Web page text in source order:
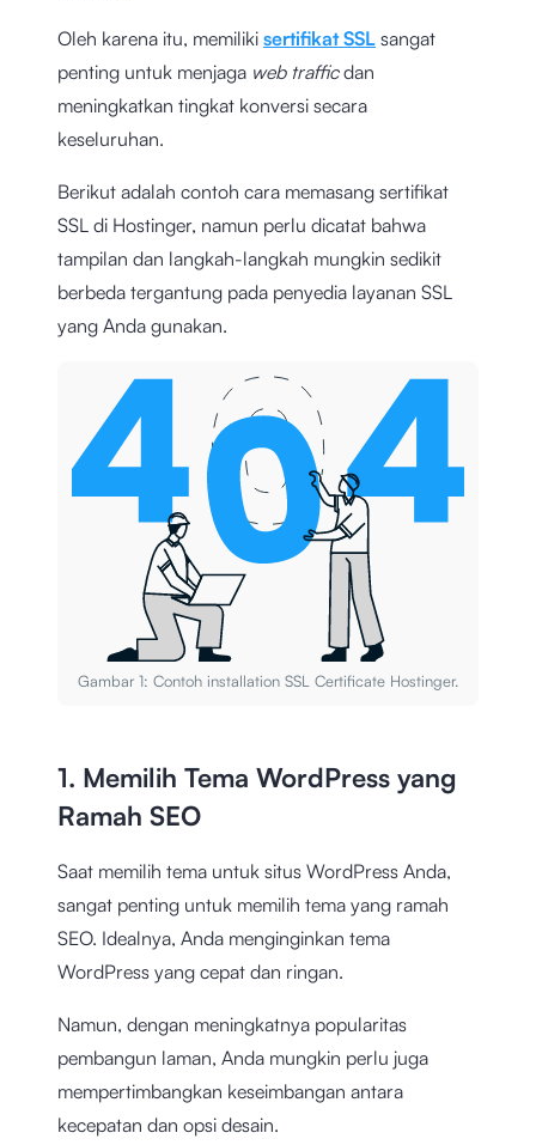
Oleh karena itu, memiliki sertifikat SSL sangat
penting untuk menjaga web trafficdan
meningkatkan tingkat konversi secara
keseluruhan.
Berikut adalah contoh cara memasang sertifikat
SSL di Hostinger, namun perlu dicatat bahwa
tampilan dan langkah-langkah mungkin sedikit
berbeda tergantung pada penyedia layanan SSL
yang Anda gunakan.
Gambar 1: Contoh installation SSL Certificate Hostinger.
1. Memilih Tema WordPress yang
Ramah SEO
Saat memilih tema untuk situs WordPress Anda,
sangat penting untuk memilih tema yang ramah
SEO. Idealnya, Anda menginginkan tema
WordPress yang cepat dan ringan.
Namun, dengan meningkatnya popularitas
pembangun laman, Anda mungkin perlu juga
mempertimbangkan keseimbangan antara
kecepatan dan opsi desain.